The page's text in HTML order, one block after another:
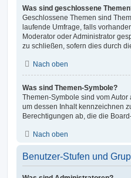
Was sind geschlossene
Geschlossene Themen sind
laufende Umfrage, falls
Moderator oder Administrator
zu schließen, sofern dies durch
Nach oben
Was sind Themen-Symbole?
Themen-Symbole sind vom
um dessen Inhalt kennzeichnen
Berechtigungen ab, die die
Nach oben
Benutzer-Stufen und